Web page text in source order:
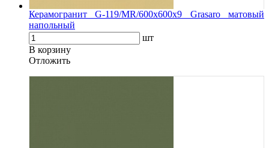
Керамогранит G-119/MR/600x600x9 Grasaro матовый
напольный
шт
В корзину
Oтложить